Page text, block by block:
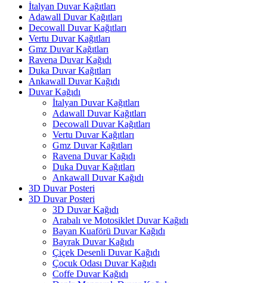
İtalyan Duvar Kağıtları
Adawall Duvar Kağıtları
Decowall Duvar Kağıtları
Vertu Duvar Kağıtları
Gmz Duvar Kağıtları
Ravena Duvar Kağıdı
Duka Duvar Kağıtları
Ankawall Duvar Kağıdı
Duvar Kağıdı
İtalyan Duvar Kağıtları
Adawall Duvar Kağıtları
Decowall Duvar Kağıtları
Vertu Duvar Kağıtları
Gmz Duvar Kağıtları
Ravena Duvar Kağıdı
Duka Duvar Kağıtları
Ankawall Duvar Kağıdı
3D Duvar Posteri
3D Duvar Posteri
3D Duvar Kağıdı
Arabalı ve Motosiklet Duvar Kağıdı
Bayan Kuaförü Duvar Kağıdı
Bayrak Duvar Kağıdı
Çiçek Desenli Duvar Kağıdı
Çocuk Odası Duvar Kağıdı
Coffe Duvar Kağıdı